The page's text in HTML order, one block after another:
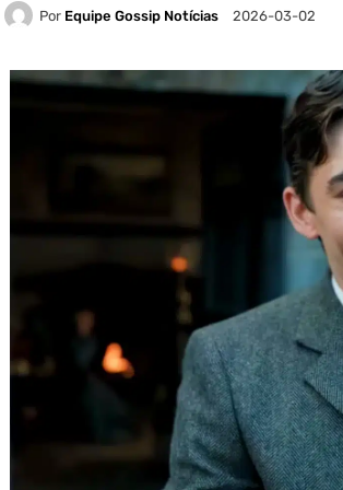
Por Equipe Gossip Notícias 2026-03-02